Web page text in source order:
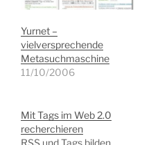
Yurnet –
vielversprechende
Metasuchmaschine
11/10/2006
Mit Tags im Web 2.0
recherchieren
RSS und Tags bilden